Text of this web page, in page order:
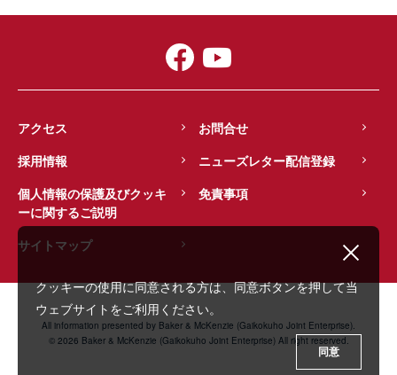
アクセス
お問合せ
採用情報
ニューズレター配信登録
個人情報の保護及びクッキ
ーに関するご説明
免責事項
サイトマップ
All information presented by Baker & McKenzie (Gaikokuho Joint Enterprise).
© 2026 Baker & McKenzie (Gaikokuho Joint Enterprise) All right reserved.
クッキーの使用に同意される方は、同意ボタンを押して当
ウェブサイトをご利用ください。
同意